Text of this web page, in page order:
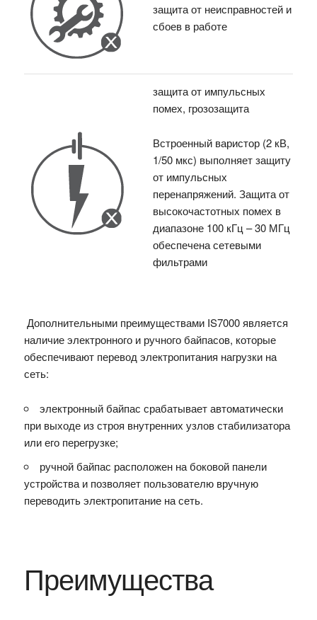
защита от неисправностей и
сбоев в работе
защита от импульсных
помех, грозозащита
Встроенный варистор (2 кВ,
1/50 мкс) выполняет защиту
от импульсных
перенапряжений. Защита от
высокочастотных помех в
диапазоне 100 кГц – 30 МГц
обеспечена сетевыми
фильтрами
Дополнительными преимуществами IS7000 является
наличие электронного и ручного байпасов, которые
обеспечивают перевод электропитания нагрузки на
сеть:
электронный байпас срабатывает автоматически
при выходе из строя внутренних узлов стабилизатора
или его перегрузке;
ручной байпас расположен на боковой панели
устройства и позволяет пользователю вручную
переводить электропитание на сеть.
Преимущества